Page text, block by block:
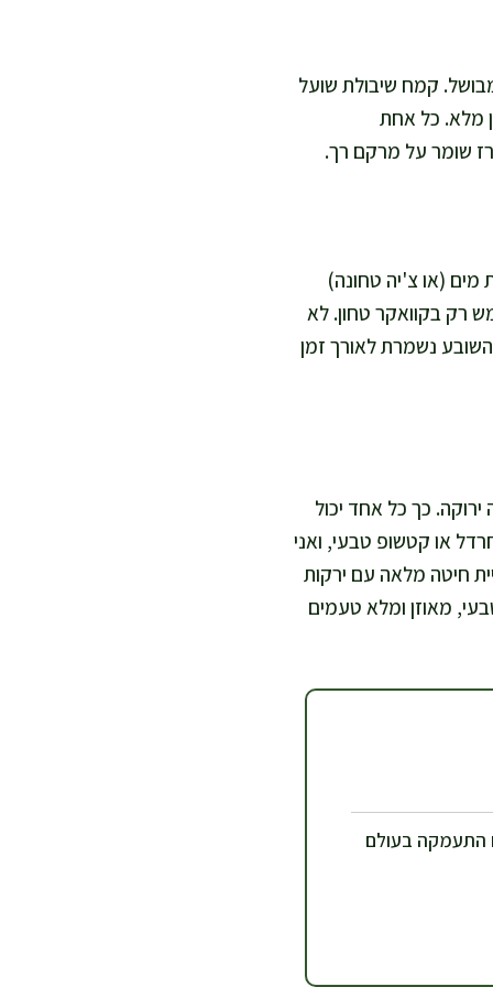
קמח שיבולת שועל
מלא. כל אחת
שומר על מרקם רך.
משתמשים בתערובת של 2 כפות פשתן טחון ששהה 10 דקות ב-4 כפות מים (או צ'יה טחונה)
רק בקוואקר טחון. לא
נשמרת לאורך זמן
כך כל אחד יכול
או קטשופ טבעי, ואני
חיטה מלאה עם ירקות
מאוזן ומלא טעמים
התעמקה בעולם